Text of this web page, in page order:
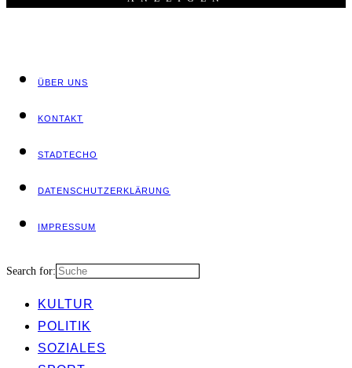
ÜBER UNS
KON­TAKT
STADT­ECHO
DATEN­SCHUTZ­ER­KLÄ­RUNG
IMPRES­SUM
Search for:
KUL­TUR
POLI­TIK
SOZIA­LES